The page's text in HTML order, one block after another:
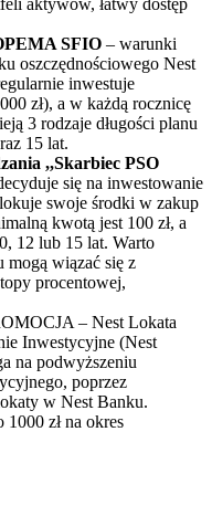
aktywów, łatwy dostęp
SFIO – warunki
oszczędnościowego Nest
inwestuje
zł), a w każdą rocznicę
3 rodzaje długości planu
15 lat.
,,Skarbiec PSO
się na inwestowanie
swoje środki w zakup
kwotą jest 100 zł, a
12 lub 15 lat. Warto
mogą wiązać się z
procentowej,
– Nest Lokata
Inwestycyjne (Nest
na podwyższeniu
poprzez
w Nest Banku.
zł na okres